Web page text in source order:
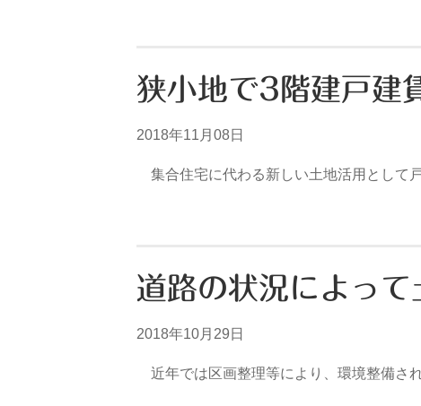
狭小地で3階建戸建
2018年11月08日
集合住宅に代わる新しい土地活用として
道路の状況によって
2018年10月29日
近年では区画整理等により、環境整備さ